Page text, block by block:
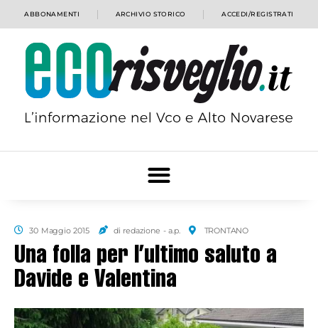
ABBONAMENTI ARCHIVIO STORICO ACCEDI/REGISTRATI
30 Maggio 2015 di redazione - a.p. TRONTANO
Una folla per l’ultimo saluto a
Davide e Valentina